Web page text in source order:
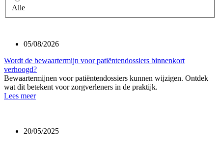
Alle
05/08/2026
Wordt de bewaartermijn voor patiëntendossiers binnenkort
verhoogd?
Bewaartermijnen voor patiëntendossiers kunnen wijzigen. Ontdek
wat dit betekent voor zorgverleners in de praktijk.
Lees meer
20/05/2025